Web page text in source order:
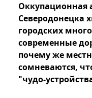
Оккупационная
Северодонецка
городских
современные
почему же
сомневаются,
"чудо-